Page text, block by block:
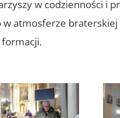
w codzienności i
w atmosferze
formacji.